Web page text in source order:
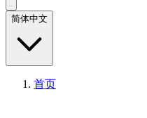
简体中文
首页